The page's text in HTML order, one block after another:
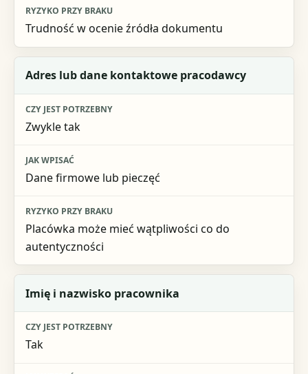
Trudność w ocenie źródła dokumentu
Adres lub dane kontaktowe pracodawcy
Zwykle tak
Dane firmowe lub pieczęć
Placówka może mieć wątpliwości co do
autentyczności
Imię i nazwisko pracownika
Tak